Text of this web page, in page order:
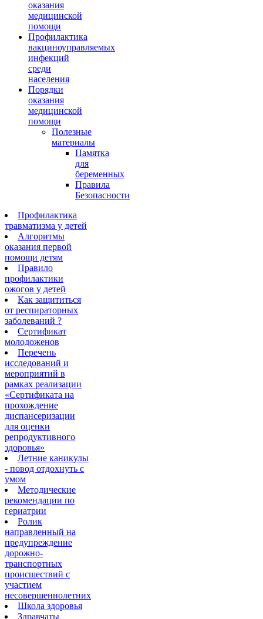
оказания
медицинской
помощи
Профилактика
вакциноуправляемых
инфекций
среди
населения
Порядки
оказания
медицинской
помощи
Полезные
материалы
Памятка
для
беременных
Правила
Безопасности
Профилактика
травматизма у детей
Алгоритмы
оказания первой
помощи детям
Правило
профилактики
ожогов у детей
Как защититься
от респираторных
заболеваний ?
Сертификат
молодоженов
Перечень
исследований и
мероприятий в
рамках реализации
«Сертификата на
прохождение
диспансеризации
для оценки
репродуктивного
здоровья»
Летние каникулы
- повод отдохнуть с
умом
Методические
рекомендации по
гериатрии
Ролик
направленный на
предупреждение
дорожно-
транспортных
происшествий с
участием
несовершеннолетних
Школа здоровья
Здравчаты